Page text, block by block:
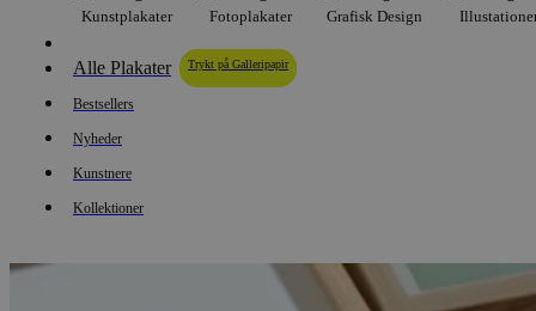
Kunstplakater Fotoplakater Grafisk Design
Alle Plakater Trykt på Galleripapir
Bestsellers
Nyheder
Kunstnere
Kollektioner